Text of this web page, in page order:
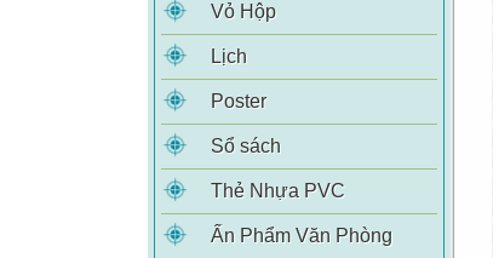
Vỏ Hộp
Lịch
Poster
Sổ sách
Thẻ Nhựa PVC
Ấn Phẩm Văn Phòng